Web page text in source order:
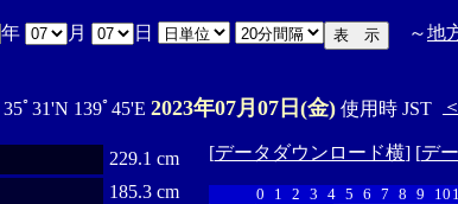
年 月 日 ～地
35ﾟ31'N 139ﾟ45'E 2023年07月07日(金) 使用時 JST
229.1 cm
185.3 cm
[データダウンロード横] [デ
0 1 2 3 4 5 6 7 8 9 10